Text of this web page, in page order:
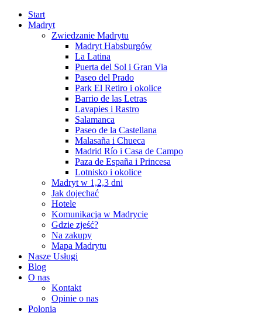
Start
Madryt
Zwiedzanie Madrytu
Madryt Habsburgów
La Latina
Puerta del Sol i Gran Via
Paseo del Prado
Park El Retiro i okolice
Barrio de las Letras
Lavapies i Rastro
Salamanca
Paseo de la Castellana
Malasaña i Chueca
Madrid Río i Casa de Campo
Paza de España i Princesa
Lotnisko i okolice
Madryt w 1,2,3 dni
Jak dojechać
Hotele
Komunikacja w Madrycie
Gdzie zjeść?
Na zakupy
Mapa Madrytu
Nasze Usługi
Blog
O nas
Kontakt
Opinie o nas
Polonia